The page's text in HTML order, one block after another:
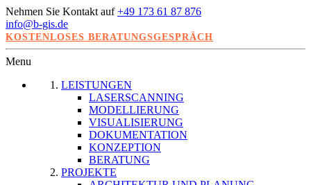
Nehmen Sie Kontakt auf+49 173 61 87 876
info@b-gis.de
KOSTENLOSES BERATUNGSGESPRÄCH
Menu
LEISTUNGEN
LASERSCANNING
MODELLIERUNG
VISUALISIERUNG
DOKUMENTATION
KONZEPTION
BERATUNG
PROJEKTE